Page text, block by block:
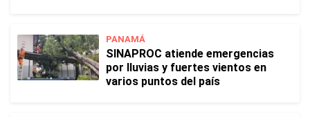
PANAMÁ
SINAPROC atiende emergencias
por lluvias y fuertes vientos en
varios puntos del país